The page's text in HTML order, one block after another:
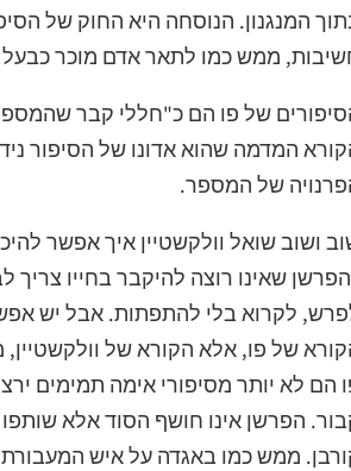
המנגנון. הנוסחה היא החוק של
ממש כמו לתאר אדם מוכר כבעל
של פו הם כ"חללי קבר
המדמה שהוא אדונו של הסיפור
של המספר.
ושוב שואל וולקשטיין איך אפשר
שאינו רוצה להיקבר בחייו צריך
לקרוא בלי להתפתות. אבל יש
של פו, אלא הקורא של
הם לא יותר מסיפורי אימה תמימים
הפרשן אינו חושף הסוד אלא
ממש כמו באגדה על איש